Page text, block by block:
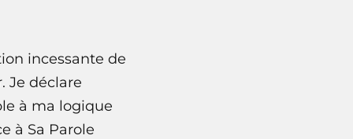
incessante de
Je déclare
à ma logique
à Sa Parole